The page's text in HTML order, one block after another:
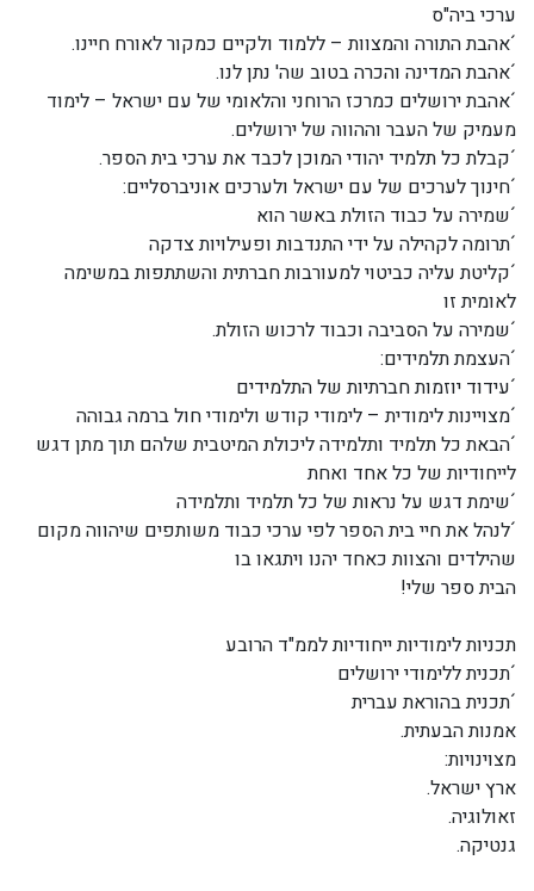
ערכי ביה"ס
´אהבת התורה והמצוות – ללמוד ולקיים כמקור לאורח חיינו.
´אהבת המדינה והכרה בטוב שה' נתן לנו.
´אהבת ירושלים כמרכז הרוחני והלאומי של עם ישראל – לימוד
מעמיק של העבר וההווה של ירושלים.
´קבלת כל תלמיד יהודי המוכן לכבד את ערכי בית הספר.
´חינוך לערכים של עם ישראל ולערכים אוניברסליים:
´שמירה על כבוד הזולת באשר הוא
´תרומה לקהילה על ידי התנדבות ופעילויות צדקה
´קליטת עליה כביטוי למעורבות חברתית והשתתפות במשימה
לאומית זו
´שמירה על הסביבה וכבוד לרכוש הזולת.
´העצמת תלמידים:
´עידוד יוזמות חברתיות של התלמידים
´מצויינות לימודית – לימודי קודש ולימודי חול ברמה גבוהה
´הבאת כל תלמיד ותלמידה ליכולת המיטבית שלהם תוך מתן דגש
לייחודיות של כל אחד ואחת
´שימת דגש על נראות של כל תלמיד ותלמידה
´לנהל את חיי בית הספר לפי ערכי כבוד משותפים שיהווה מקום
שהילדים והצוות כאחד יהנו ויתגאו בו
הבית ספר שלי!
תכניות לימודיות ייחודיות לממ"ד הרובע
´תכנית ללימודי ירושלים
´תכנית בהוראת עברית
אמנות הבעתית.
מצוינויות:
ארץ ישראל.
זאולוגיה.
גנטיקה.